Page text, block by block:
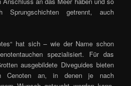
getrennt, auch
hat sich – wie der Name schon
spezialisiert. Für das
ausgebildete Diveguides bieten
Cenoten an, in denen je nach